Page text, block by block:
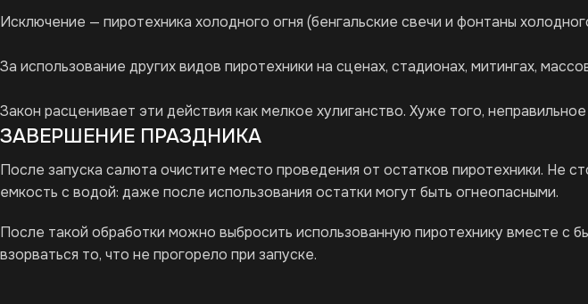
Исключение — пиротехника холодного огня (бенгальские свечи и фонтаны
За использование других видов пиротехники на сценах, стадионах, митингах,
Закон расценивает эти действия как мелкое хулиганство. Хуже того,
ЗАВЕРШЕНИЕ ПРАЗДНИКА
После запуска салюта очистите место проведения от остатков пиротехники. Не
емкость с водой: даже после использования остатки могут быть огнеопасными.
После такой обработки можно выбросить использованную пиротехнику вместе
взорваться то, что не прогорело при запуске.